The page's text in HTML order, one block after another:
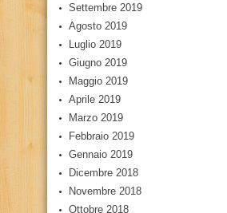
Settembre 2019
Agosto 2019
Luglio 2019
Giugno 2019
Maggio 2019
Aprile 2019
Marzo 2019
Febbraio 2019
Gennaio 2019
Dicembre 2018
Novembre 2018
Ottobre 2018